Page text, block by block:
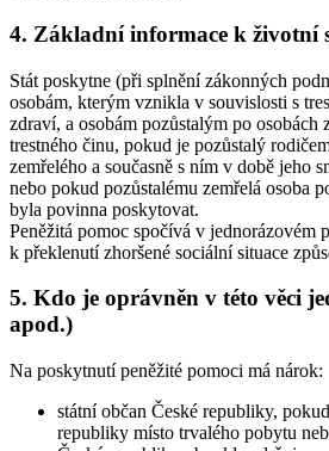
4. Základní informace k životní
Stát poskytne (při splnění zákonných
osobám, kterým vznikla v souvislosti s
zdraví, a osobám pozůstalým po osobách
trestného činu, pokud je pozůstalý
zemřelého a současně s ním v době jeho
nebo pokud pozůstalému zemřelá osoba
byla povinna poskytovat.
Peněžitá pomoc spočívá v jednorázovém
k překlenutí zhoršené sociální situace
5. Kdo je oprávněn v této věci
apod.)
Na poskytnutí peněžité pomoci má nárok:
státní občan České republiky,
republiky místo trvalého pobytu